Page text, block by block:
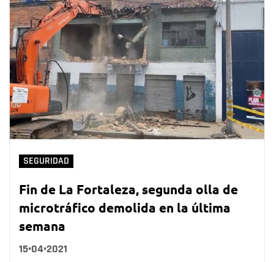
SEGURIDAD
Fin de La Fortaleza, segunda olla de
microtráfico demolida en la última
semana
15•04•2021